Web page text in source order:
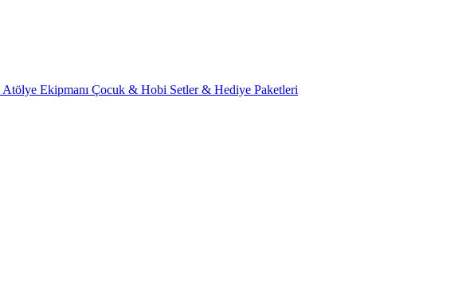
Atölye Ekipmanı Çocuk & Hobi Setler & Hediye Paketleri